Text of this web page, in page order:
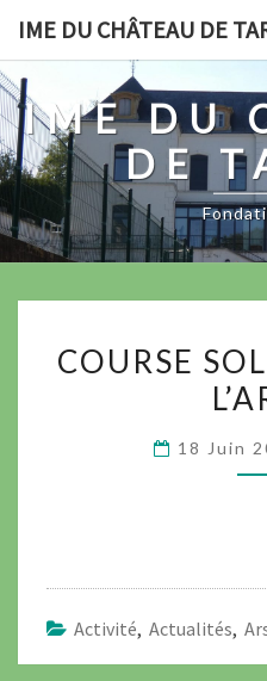
content
IME DU CHÂTEAU DE
IME DU
DE
COURSE
18 Juin
Activité, Actualités,